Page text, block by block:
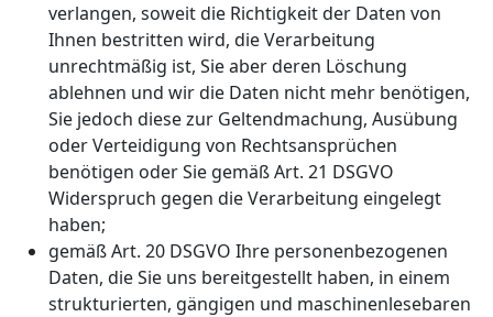
verlangen, soweit die Richtigkeit der Daten von
Ihnen bestritten wird, die Verarbeitung
unrechtmäßig ist, Sie aber deren Löschung
ablehnen und wir die Daten nicht mehr benötigen,
Sie jedoch diese zur Geltendmachung, Ausübung
oder Verteidigung von Rechtsansprüchen
benötigen oder Sie gemäß Art. 21 DSGVO
Widerspruch gegen die Verarbeitung eingelegt
haben;
gemäß Art. 20 DSGVO Ihre personenbezogenen
Daten, die Sie uns bereitgestellt haben, in einem
strukturierten, gängigen und maschinenlesebaren